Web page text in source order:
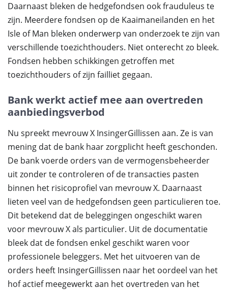
Daarnaast bleken de hedgefondsen ook frauduleus te
zijn. Meerdere fondsen op de Kaaimaneilanden en het
Isle of Man bleken onderwerp van onderzoek te zijn van
verschillende toezichthouders. Niet onterecht zo bleek.
Fondsen hebben schikkingen getroffen met
toezichthouders of zijn failliet gegaan.
Bank werkt actief mee aan overtreden
aanbiedingsverbod
Nu spreekt mevrouw X InsingerGillissen aan. Ze is van
mening dat de bank haar zorgplicht heeft geschonden.
De bank voerde orders van de vermogensbeheerder
uit zonder te controleren of de transacties pasten
binnen het risicoprofiel van mevrouw X. Daarnaast
lieten veel van de hedgefondsen geen particulieren toe.
Dit betekend dat de beleggingen ongeschikt waren
voor mevrouw X als particulier. Uit de documentatie
bleek dat de fondsen enkel geschikt waren voor
professionele beleggers. Met het uitvoeren van de
orders heeft InsingerGillissen naar het oordeel van het
hof actief meegewerkt aan het overtreden van het